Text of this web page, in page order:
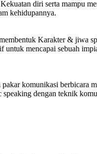
diri serta mampu
kehidupannya.
Karakter & jiwa
untuk mencapai sebuah
komunikasi berbicara
dengan teknik